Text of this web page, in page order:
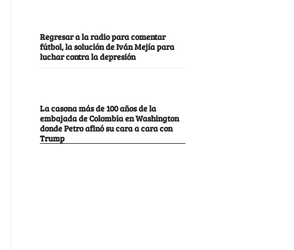
Regresar a la radio para comentar
fútbol, la solución de Iván Mejía para
luchar contra la depresión
La casona más de 100 años de la
embajada de Colombia en Washington
donde Petro afinó su cara a cara con
Trump